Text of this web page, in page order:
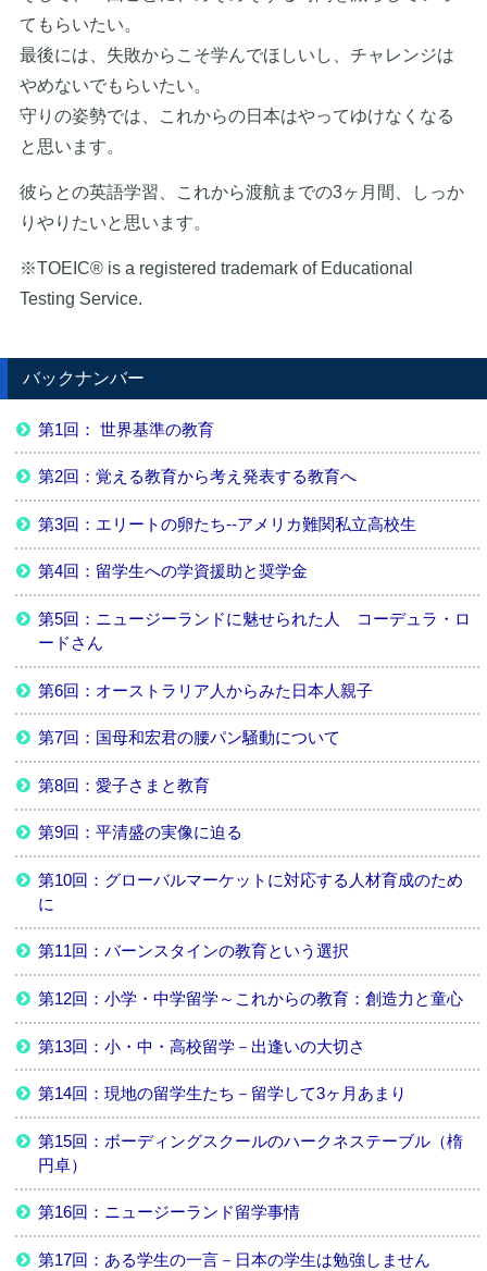
てもらいたい。
最後には、失敗からこそ学んでほしいし、チャレンジは
やめないでもらいたい。
守りの姿勢では、これからの日本はやってゆけなくなる
と思います。
彼らとの英語学習、これから渡航までの3ヶ月間、しっか
りやりたいと思います。
※TOEIC® is a registered trademark of Educational
Testing Service.
バックナンバー
第1回： 世界基準の教育
第2回：覚える教育から考え発表する教育へ
第3回：エリートの卵たち--アメリカ難関私立高校生
第4回：留学生への学資援助と奨学金
第5回：ニュージーランドに魅せられた人 コーデュラ・ロ
ードさん
第6回：オーストラリア人からみた日本人親子
第7回：国母和宏君の腰パン騒動について
第8回：愛子さまと教育
第9回：平清盛の実像に迫る
第10回：グローバルマーケットに対応する人材育成のため
に
第11回：バーンスタインの教育という選択
第12回：小学・中学留学～これからの教育：創造力と童心
第13回：小・中・高校留学－出逢いの大切さ
第14回：現地の留学生たち－留学して3ヶ月あまり
第15回：ボーディングスクールのハークネステーブル（楕
円卓）
第16回：ニュージーランド留学事情
第17回：ある学生の一言－日本の学生は勉強しません